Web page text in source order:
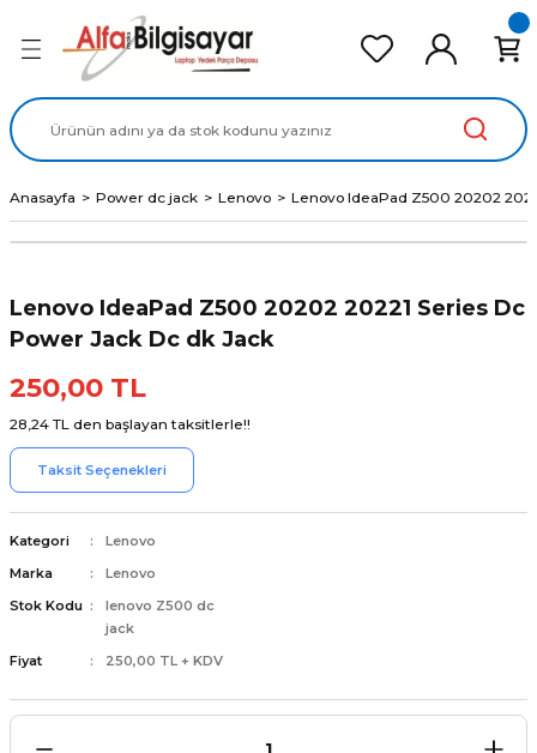
Geri Dön
Geri Dön
Geri Dön
Geri Dön
Geri Dön
Anasayfa Power dc jack Lenovo Lenovo IdeaPad Z500 20202
Lenovo IdeaPad Z500 20202 20221 Series Dc
Power Jack Dc dk Jack
250,00 TL
28,24 TL den başlayan taksitlerle!!
Taksit Seçenekleri
Kategori
Lenovo
Marka
Lenovo
Stok Kodu
lenovo Z500 dc
jack
Fiyat
250,00 TL + KDV